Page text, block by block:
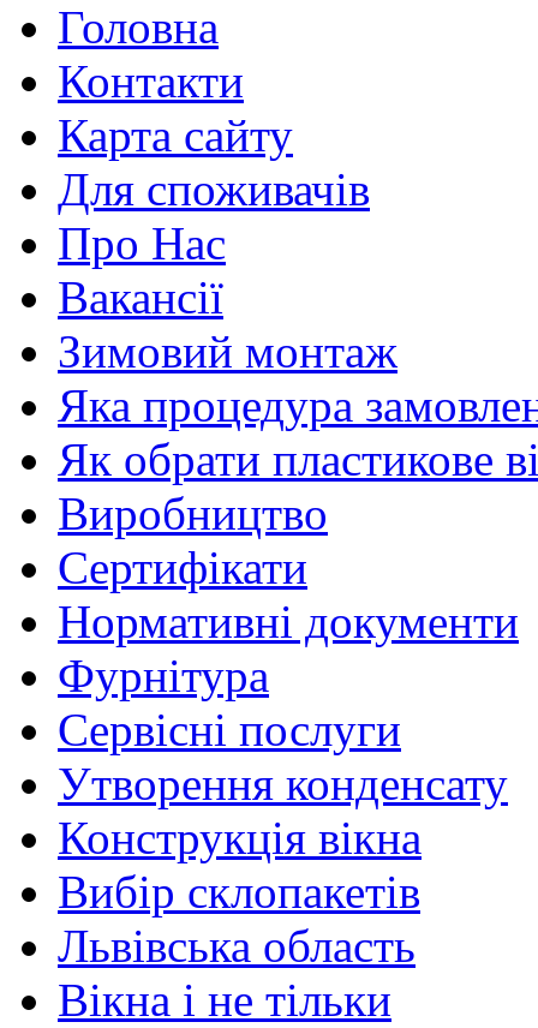
Головна
Контакти
Карта сайту
Для споживачів
Про Нас
Вакансії
Зимовий монтаж
Яка процедура
Як обрати пластикове
Виробництво
Сертифікати
Нормативні документи
Фурнітура
Сервісні послуги
Утворення конденсату
Конструкція вікна
Вибір склопакетів
Львівська область
Вікна і не тільки